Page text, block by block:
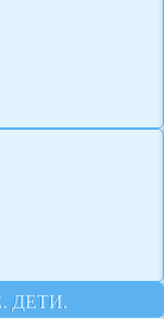
ДЕТИ.